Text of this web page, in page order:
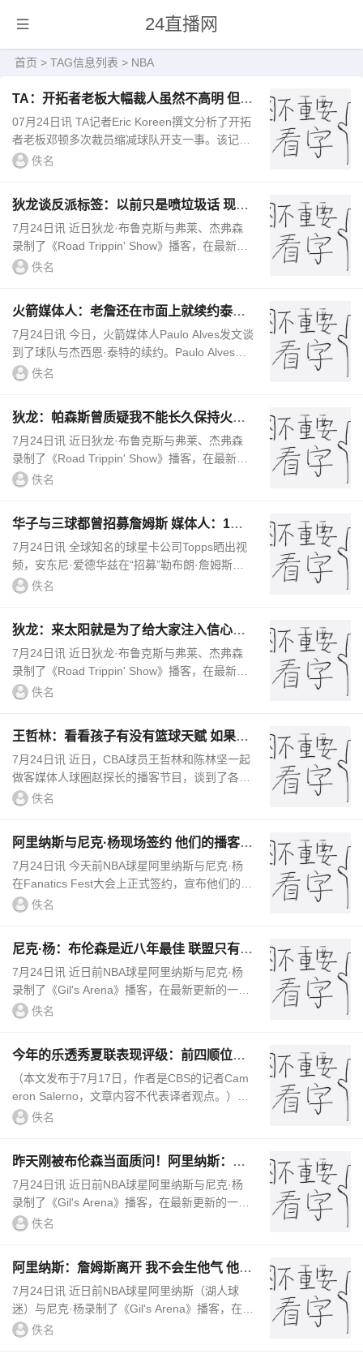
24直播网
首页 > TAG信息列表 > NBA
TA：开拓者老板大幅裁人虽然不高明 但联
盟各队确实普遍架构臃肿
07月24日讯 TA记者Eric Koreen撰文分析了开拓
者老板邓顿多次裁员缩减球队开支一事。该记者
在文中表示：业内大部分人对邓顿的评价都是批
佚名
狄龙谈反派标签：以前只是喷垃圾话 现在
我用它来展现领导力
7月24日讯 近日狄龙·布鲁克斯与弗莱、杰弗森
录制了《Road Trippin' Show》播客，在最新更
新的一期里，他们谈到狄龙的反派标签等话题。
佚名
火箭媒体人：老詹还在市面上就续约泰特
斯通怎么还能保住饭碗？
7月24日讯 今日，火箭媒体人Paulo Alves发文谈
到了球队与杰西恩·泰特的续约。Paulo Alves写
道：“说实话，拉斐尔·斯通竟然签下了杰西恩·泰
佚名
狄龙：帕森斯曾质疑我不能长久保持火热
状态 我只想证明他错了
7月24日讯 近日狄龙·布鲁克斯与弗莱、杰弗森
录制了《Road Trippin' Show》播客，在最新更
新的一期里，他们谈到狄龙的被人质疑等话题。
佚名
华子与三球都曾招募詹姆斯 媒体人：1%
选手森林狼居然还在决赛圈
7月24日讯 全球知名的球星卡公司Topps晒出视
频，安东尼·爱德华兹在“招募”勒布朗·詹姆斯来
森林狼。森林狼记者Jon Krawczynski在个人播
佚名
狄龙：来太阳就是为了给大家注入信心&
用以身作则来领导球队
7月24日讯 近日狄龙·布鲁克斯与弗莱、杰弗森
录制了《Road Trippin' Show》播客，在最新更
新的一期里，他们谈到狄龙的领导力等话题。狄
佚名
王哲林：看看孩子有没有篮球天赋 如果有
天赋可以完成我的遗憾
7月24日讯 近日，CBA球员王哲林和陈林坚一起
做客媒体人球圈赵探长的播客节目，谈到了各方
面的话题。谈到孩子，王哲林说：“我会有这种
佚名
阿里纳斯与尼克·杨现场签约 他们的播客节
目正式回归
7月24日讯 今天前NBA球星阿里纳斯与尼克·杨
在Fanatics Fest大会上正式签约，宣布他们的播
客节目《Gil's Arena》正式回归。主持人：我们
佚名
尼克·杨：布伦森是近八年最佳 联盟只有詹
库杜能媲美
7月24日讯 近日前NBA球星阿里纳斯与尼克·杨
录制了《Gil's Arena》播客，在最新更新的一期
里，他们谈到尼克斯夺冠与布伦森的相关话题。
佚名
今年的乐透秀夏联表现评级：前四顺位发
挥出众 勇士&雄鹿淘到宝
（本文发布于7月17日，作者是CBS的记者Cam
eron Salerno，文章内容不代表译者观点。）NB
A拉斯维加斯夏季联赛即将落下帷幕。在这项为
佚名
昨天刚被布伦森当面质问！阿里纳斯：布
伦森让我折服&迷上尼克斯
7月24日讯 近日前NBA球星阿里纳斯与尼克·杨
录制了《Gil's Arena》播客，在最新更新的一期
里，他们谈到尼克斯夺冠与布伦森的相关话题。
佚名
阿里纳斯：詹姆斯离开 我不会生他气 他用
冠军延续了湖人的辉煌
7月24日讯 近日前NBA球星阿里纳斯（湖人球
迷）与尼克·杨录制了《Gil's Arena》播客，在最
新更新的一期里，他们谈到詹姆斯与湖人的相关
佚名